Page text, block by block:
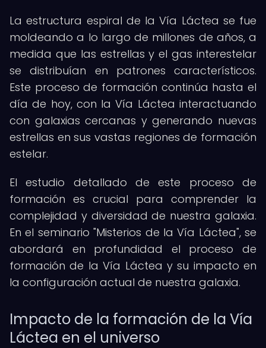
La estructura espiral de la Vía Láctea se fue
moldeando a lo largo de millones de años, a
medida que las estrellas y el gas interestelar
se distribuían en patrones característicos.
Este proceso de formación continúa hasta el
día de hoy, con la Vía Láctea interactuando
con galaxias cercanas y generando nuevas
estrellas en sus vastas regiones de formación
estelar.
El estudio detallado de este proceso de
formación es crucial para comprender la
complejidad y diversidad de nuestra galaxia.
En el seminario "Misterios de la Vía Láctea", se
abordará en profundidad el proceso de
formación de la Vía Láctea y su impacto en
la configuración actual de nuestra galaxia.
Impacto de la formación de la Vía
Láctea en el universo